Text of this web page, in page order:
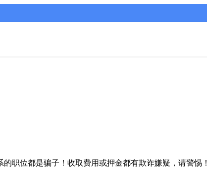
职位都是骗子！收取费用或押金都有欺诈嫌疑，请警惕！